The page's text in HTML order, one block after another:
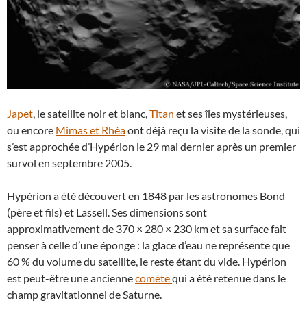
Japet, le satellite noir et blanc,Titan et ses îles mystérieuses,
ou encore Mimas et Rhéaont déjà reçu la visite de la sonde, qui
s’est approchée d’Hypérion le 29 mai dernier après un premier
survol en septembre 2005.
Hypérion a été découvert en 1848 par les astronomes Bond
(père et fils) et Lassell. Ses dimensions sont
approximativement de 370 × 280 × 230 km et sa surface fait
penser à celle d’une éponge : la glace d’eau ne représente que
60 % du volume du satellite, le reste étant du vide. Hypérion
est peut-être une anciennecomètequi a été retenue dans le
champ gravitationnel de Saturne.